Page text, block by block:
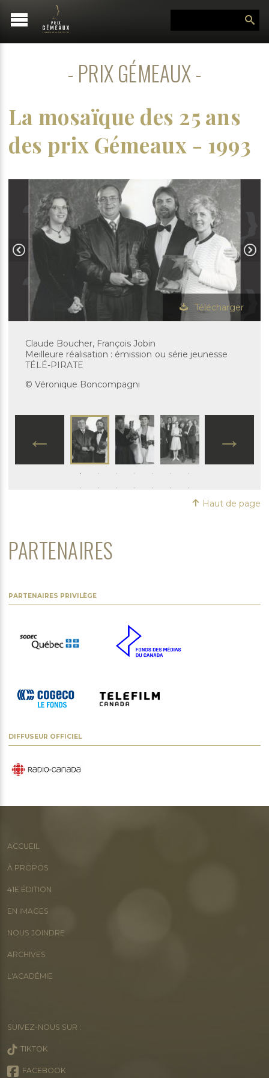
PRIX GÉMEAUX
La mosaïque des 25 ans
des prix Gémeaux - 1993
Télécharger
Claude Boucher, François Jobin
Meilleure réalisation : émission ou série jeunesse
TÉLÉ-PIRATE
© Véronique Boncompagni
Haut de page
PARTENAIRES
PARTENAIRES PRIVILÈGE
DIFFUSEUR OFFICIEL
ACCUEIL
À PROPOS
41E ÉDITION
EN IMAGES
NOUS JOINDRE
ARCHIVES
L'ACADÉMIE
SUIVEZ-NOUS SUR :
TIKTOK
FACEBOOK